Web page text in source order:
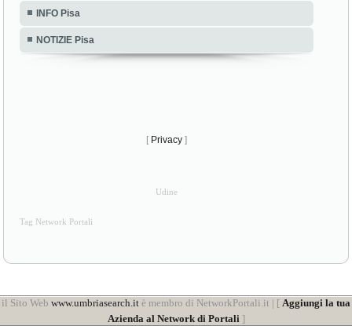
INFO Pisa
NOTIZIE Pisa
[ Privacy ]
Udine
Tag Network Portali
il Sito Web www.umbriasearch.it è membro di NetworkPortali.it | [ Aggiungi la tua
Azienda al Network di Portali]